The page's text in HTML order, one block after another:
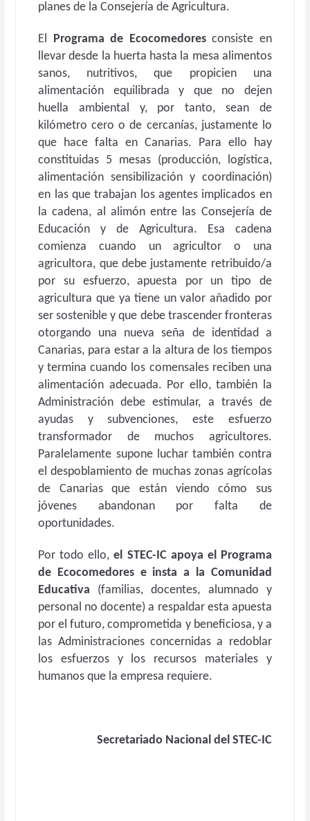
planes de la Consejería de Agricultura.
El Programa de Ecocomedoresconsiste en
llevar desde la huerta hasta la mesa alimentos
sanos, nutritivos, que propicien una
alimentación equilibrada y que no dejen
huella ambiental y, por tanto, sean de
kilómetro cero o de cercanías, justamente lo
que hace falta en Canarias. Para ello hay
constituidas 5 mesas (producción, logística,
alimentación sensibilización y coordinación)
en las que trabajan los agentes implicados en
la cadena, al alimón entre las Consejería de
Educación y de Agricultura. Esa cadena
comienza cuando un agricultor o una
agricultora, que debe justamente retribuido/a
por su esfuerzo, apuesta por un tipo de
agricultura que ya tiene un valor añadido por
ser sostenible y que debe trascender fronteras
otorgando una nueva seña de identidad a
Canarias, para estar a la altura de los tiempos
y termina cuando los comensales reciben una
alimentación adecuada. Por ello, también la
Administración debe estimular, a través de
ayudas y subvenciones, este esfuerzo
transformador de muchos agricultores.
Paralelamente supone luchar también contra
el despoblamiento de muchas zonas agrícolas
de Canarias que están viendo cómo sus
jóvenes abandonan por falta de
oportunidades.
Por todo ello,el STEC-IC apoya el Programa
de Ecocomedores e insta a la Comunidad
Educativa (familias, docentes, alumnado y
personal no docente) a respaldar esta apuesta
por el futuro, comprometida y beneficiosa, y a
las Administraciones concernidas a redoblar
los esfuerzos y los recursos materiales y
humanos que la empresa requiere.
Secretariado Nacional del STEC-IC